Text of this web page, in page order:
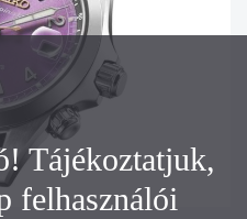
Tájékoztatjuk,
felhasználói